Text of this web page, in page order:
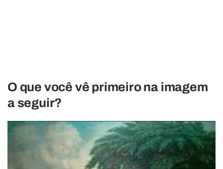
O que você vê primeiro na imagem
a seguir?